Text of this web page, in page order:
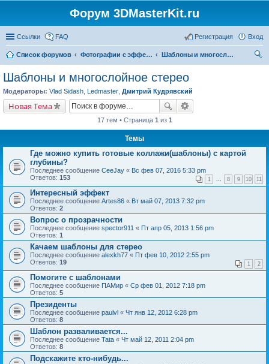
Форум 3DMasterKit.ru
Ссылки FAQ Вход
Регистрация
Список форумов Фотографии с эффектом стерео, варио, 3D, анимации, морфинга
Шаблоны и многослойное стерео
Шаблоны и многослойное стерео
Модераторы: Vlad Sidash Ledmaster Дмитрий Кудрявский
Новая Тема
17 тем • Страница 1 из 1
Темы
Где можно купить готовые коллажи(шаблоны) с картой
глубины?
Последнее сообщение CeeJay « Вс фев 07, 2016 5:33 pm
Ответов: 153 1 8 9 10 11
Интересный эффект
Последнее сообщение Artes86 « Вт май 07, 2013 7:32 pm
Ответов: 2
Вопрос о прозрачности
Последнее сообщение spector911 « Пт апр 05, 2013 1:56 pm
Ответов: 1
Качаем шаблоны для стерео
Последнее сообщение alexkh77 « Пт фев 10, 2012 2:55 pm
Ответов: 19 1 2
Помогите с шаблонами
Последнее сообщение ПАМир « Ср фев 01, 2012 7:18 pm
Ответов: 5
Президенты
Последнее сообщение paulvl « Чт янв 12, 2012 6:28 pm
Ответов: 8
Шаблон разваливается...
Последнее сообщение Tata « Чт май 12, 2011 2:04 pm
Ответов: 8
Подскажите кто-нибудь...